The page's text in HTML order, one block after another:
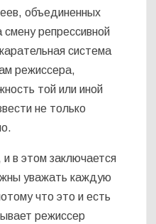
объединенных
репрессивной
система
режиссера,
той или иной
не только
в этом заключается
уважать каждую
что это и есть
режиссер